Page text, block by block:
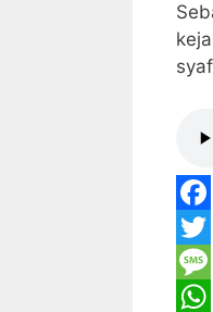
F
a
c
T
w
M